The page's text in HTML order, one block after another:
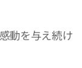
動を与え続け